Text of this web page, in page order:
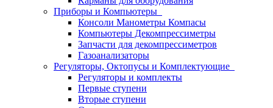
Приборы и Компьютеры
Консоли Манометры Компасы
Компьютеры Декомпрессиметры
Запчасти для декомпрессиметров
Газоанализаторы
Регуляторы, Октопусы и Комплектующие
Регуляторы и комплекты
Первые ступени
Вторые ступени